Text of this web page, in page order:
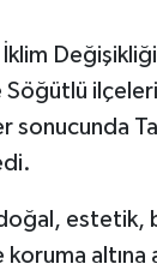
Söğütlü
estetik,
altına